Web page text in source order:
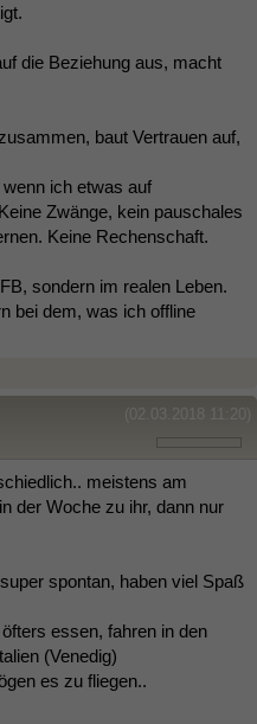
die Beziehung aus, macht
baut Vertrauen auf,
ich etwas auf
Zwänge, kein pauschales
Keine Rechenschaft.
sondern im realen Leben.
bei dem, was ich offline
(02.03.2018 11:20)
meistens am
der Woche zu ihr, dann nur
spontan, haben viel Spaß
essen, fahren in den
(Venedig)
es zu fliegen..